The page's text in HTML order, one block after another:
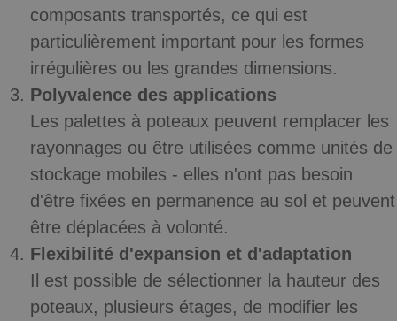
composants transportés, ce qui est
particulièrement important pour les formes
irrégulières ou les grandes dimensions.
Polyvalence des applications
Les palettes à poteaux peuvent remplacer les
rayonnages ou être utilisées comme unités de
stockage mobiles - elles n'ont pas besoin
d'être fixées en permanence au sol et peuvent
être déplacées à volonté.
Flexibilité d'expansion et d'adaptation
Il est possible de sélectionner la hauteur des
poteaux, plusieurs étages, de modifier les